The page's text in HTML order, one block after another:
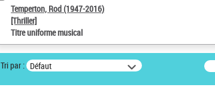
Temperton, Rod (1947-2016)
[Thriller]
Titre uniforme musical
Tri par : Défaut